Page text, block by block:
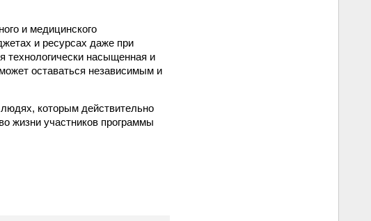
и медицинского
и ресурсах даже при
технологически насыщенная и
оставаться независимым и
которым действительно
жизни участников программы